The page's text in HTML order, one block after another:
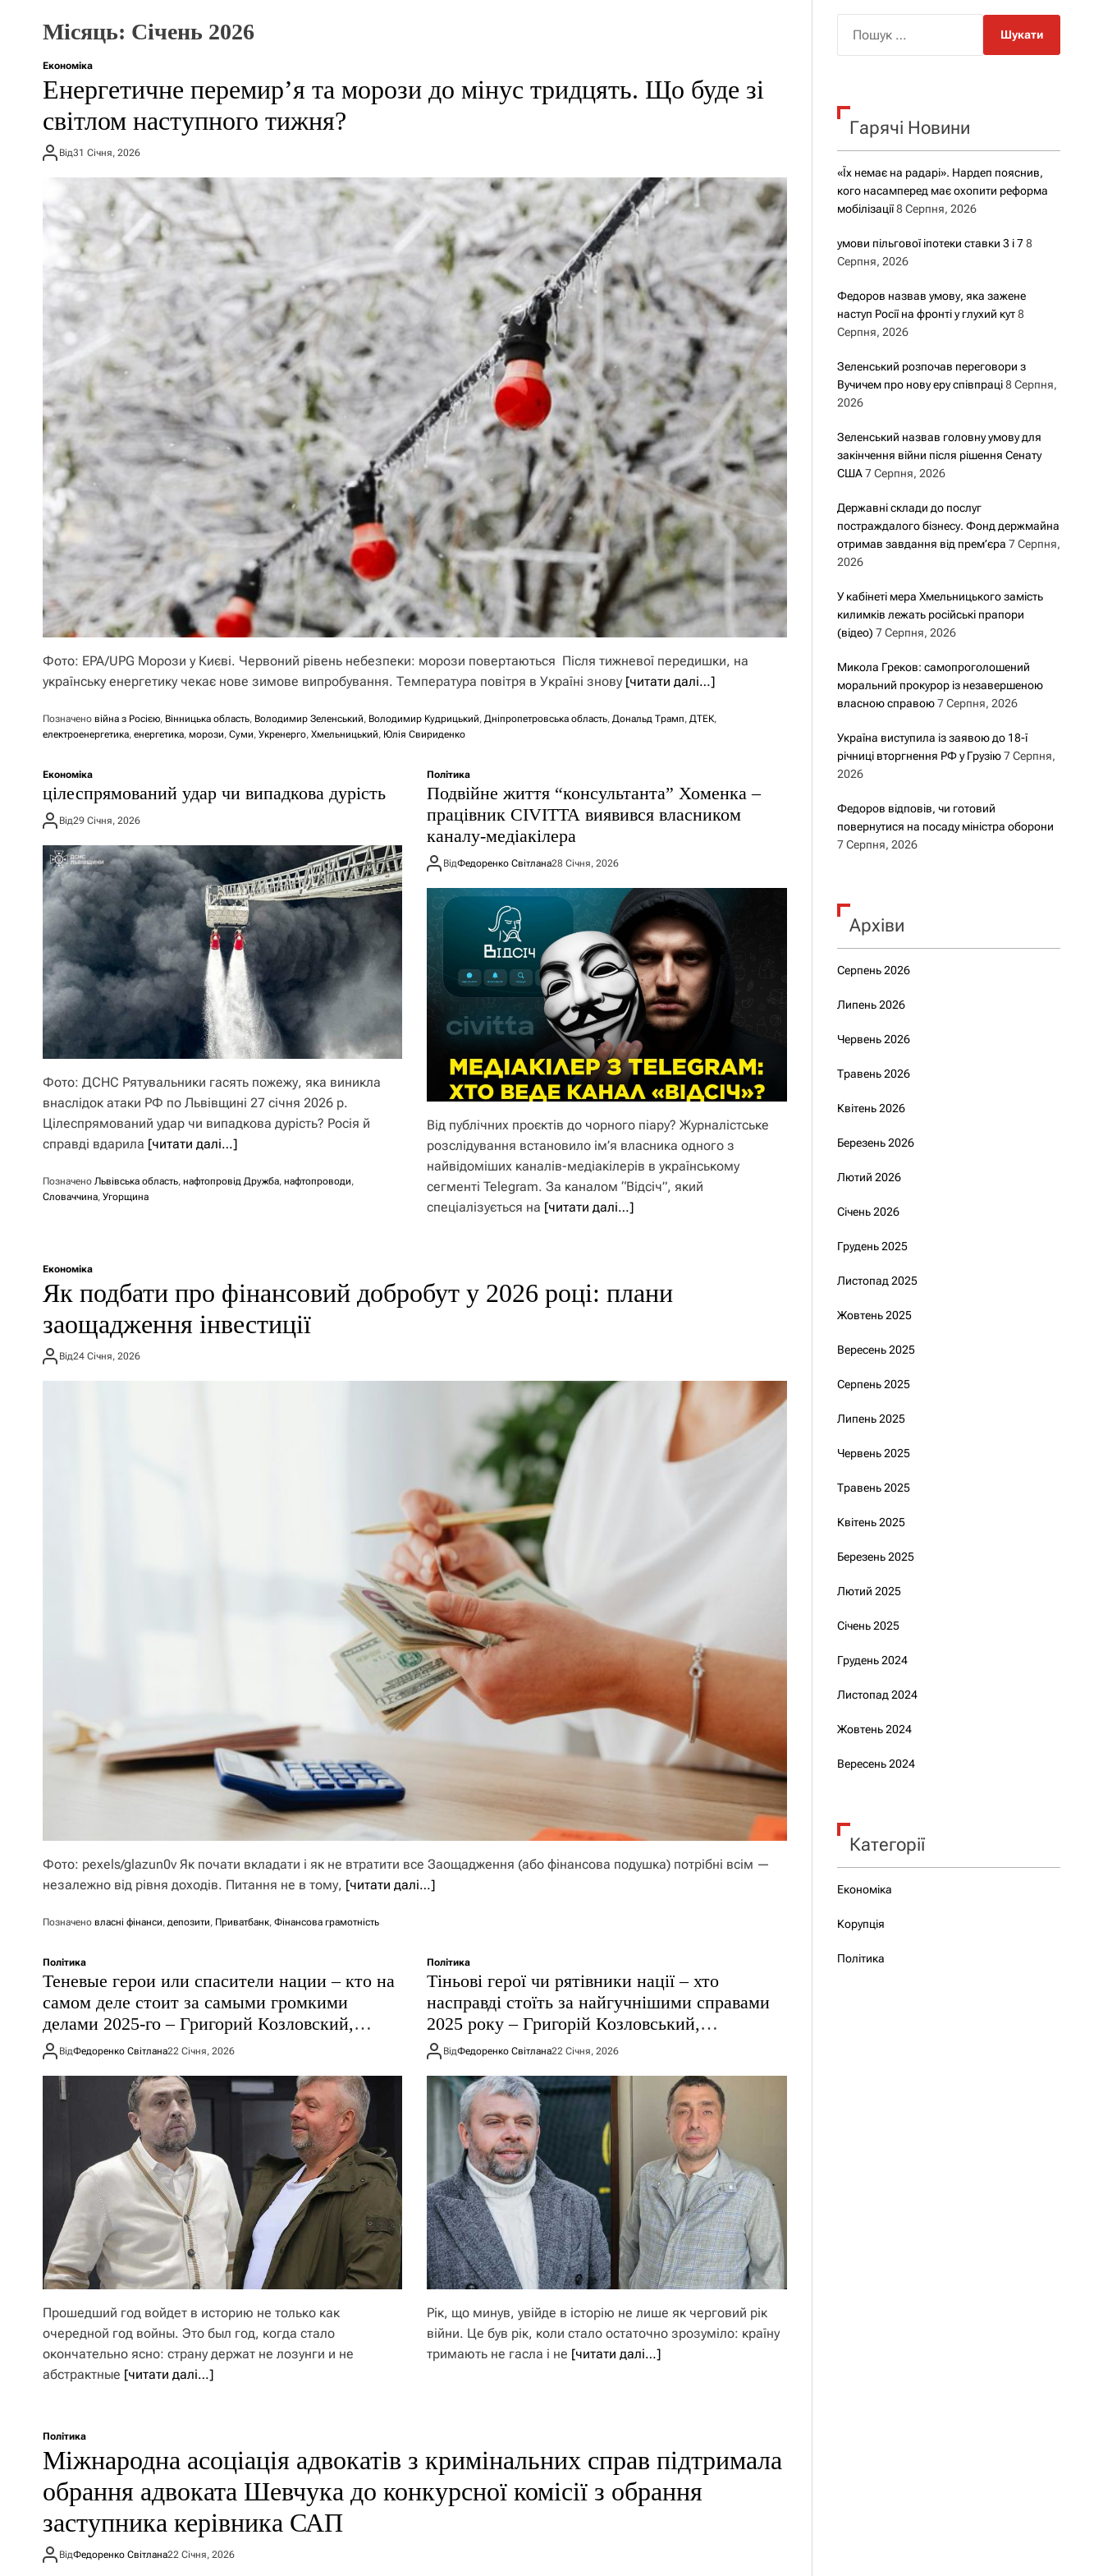
р
о
у
Місяць: Січень 2026
Економіка
Енергетичне перемир’я та морози до мінус тридцять. Що буде зі
світлом наступного тижня?
Від31 Січня, 2026
Фото: EPA/UPG Морози у Києві. Червоний рівень небезпеки: морози повертаються Після тижневої передишки, на
українську енергетику чекає нове зимове випробування. Температура повітря в Україні знову [читати далі…]
Позначено війна з Росією, Вінницька область, Володимир Зеленський, Володимир Кудрицький, Дніпропетровська область, Дональд Трамп, ДТЕК,
електроенергетика, енергетика, морози, Суми, Укренерго, Хмельницький, Юлія Свириденко
Економіка
цілеспрямований удар чи випадкова дурість
Від29 Січня, 2026
Фото: ДСНС Рятувальники гасять пожежу, яка виникла
внаслідок атаки РФ по Львівщині 27 січня 2026 р.
Цілеспрямований удар чи випадкова дурість? Росія й
справді вдарила [читати далі…]
Позначено Львівська область, нафтопровід Дружба, нафтопроводи,
Словаччина, Угорщина
Політика
Подвійне життя “консультанта” Хоменка –
працівник CIVITTA виявився власником
каналу-медіакілера
ВідФедоренко Світлана28 Січня, 2026
Від публічних проєктів до чорного піару? Журналістське
розслідування встановило ім’я власника одного з
найвідоміших каналів-медіакілерів в українському
сегменті Telegram. За каналом “Відсіч”, який
спеціалізується на [читати далі…]
Економіка
Як подбати про фінансовий добробут у 2026 році: плани
заощадження інвестиції
Від24 Січня, 2026
Фото: pexels/glazun0v Як почати вкладати і як не втратити все Заощадження (або фінансова подушка) потрібні всім —
незалежно від рівня доходів. Питання не в тому, [читати далі…]
Позначено власні фінанси, депозити, Приватбанк, Фінансова грамотність
Політика
Теневые герои или спасители нации – кто на
самом деле стоит за самыми громкими
делами 2025-го – Григорий Козловский,
Александр Свищев, Кирилл Буданов и Борис
Тодуров
ВідФедоренко Світлана22 Січня, 2026
Прошедший год войдет в историю не только как
очередной год войны. Это был год, когда стало
окончательно ясно: страну держат не лозунги и не
абстрактные [читати далі…]
Політика
Тіньові герої чи рятівники нації – хто
насправді стоїть за найгучнішими справами
2025 року – Григорій Козловський,
Олександр Свіщов, Кирило Буданов і Борис
Тодуров
ВідФедоренко Світлана22 Січня, 2026
Рік, що минув, увійде в історію не лише як черговий рік
війни. Це був рік, коли стало остаточно зрозуміло: країну
тримають не гасла і не [читати далі…]
Політика
Міжнародна асоціація адвокатів з кримінальних справ підтримала
обрання адвоката Шевчука до конкурсної комісії з обрання
заступника керівника САП
ВідФедоренко Світлана22 Січня, 2026
к
Гарячі Новини
«Їх немає на радарі». Нардеп пояснив,
кого насамперед має охопити реформа
мобілізації 8 Серпня, 2026
умови пільгової іпотеки ставки 3 і 7 8
Серпня, 2026
Федоров назвав умову, яка зажене
наступ Росії на фронті у глухий кут 8
Серпня, 2026
Зеленський розпочав переговори з
Вучичем про нову еру співпраці 8 Серпня,
2026
Зеленський назвав головну умову для
закінчення війни після рішення Сенату
США 7 Серпня, 2026
Державні склади до послуг
постраждалого бізнесу. Фонд держмайна
отримав завдання від прем’єра 7 Серпня,
2026
У кабінеті мера Хмельницького замість
килимків лежать російські прапори
(відео) 7 Серпня, 2026
Микола Греков: самопроголошений
моральний прокурор із незавершеною
власною справою 7 Серпня, 2026
Україна виступила із заявою до 18-ї
річниці вторгнення РФ у Грузію 7 Серпня,
2026
Федоров відповів, чи готовий
повернутися на посаду міністра оборони
7 Серпня, 2026
Архіви
Серпень 2026
Липень 2026
Червень 2026
Травень 2026
Квітень 2026
Березень 2026
Лютий 2026
Січень 2026
Грудень 2025
Листопад 2025
Жовтень 2025
Вересень 2025
Серпень 2025
Липень 2025
Червень 2025
Травень 2025
Квітень 2025
Березень 2025
Лютий 2025
Січень 2025
Грудень 2024
Листопад 2024
Жовтень 2024
Вересень 2024
Категорії
Економіка
Корупція
Політика